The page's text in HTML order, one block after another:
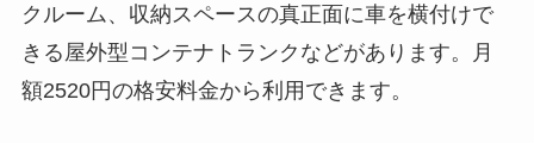
クルーム、収納スペースの真正面に車を横付けで
きる屋外型コンテナトランクなどがあります。月
額2520円の格安料金から利用できます。